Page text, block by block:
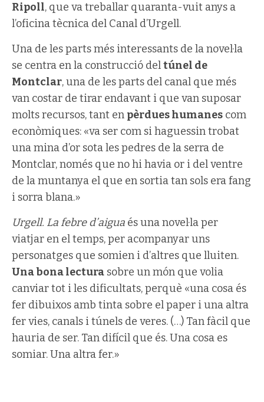
Ripoll, que va treballar quaranta-vuit anys a
l’oficina tècnica del Canal d’Urgell.
Una de les parts més interessants de la novel·la
se centra en la construcció deltúnel de
Montclar, una de les parts del canal que més
van costar de tirar endavant i que van suposar
molts recursos, tant en pèrdues humanes com
econòmiques: «va ser com si haguessin trobat
una mina d’or sota les pedres de la serra de
Montclar, només que no hi havia or i del ventre
de la muntanya el que en sortia tan sols era fang
i sorra blana.»
Urgell. La febre d’aigua és una novel·la per
viatjar en el temps, per acompanyar uns
personatges que somien i d’altres que lluiten.
Una bona lectura sobre un món que volia
canviar tot i les dificultats, perquè «una cosa és
fer dibuixos amb tinta sobre el paper i una altra
fer vies, canals i túnels de veres. (…) Tan fàcil que
hauria de ser. Tan difícil que és. Una cosa es
somiar. Una altra fer.»